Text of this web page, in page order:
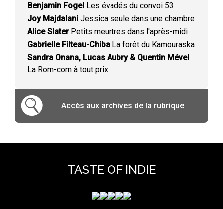
Benjamin Fogel Les évadés du convoi 53
Joy Majdalani Jessica seule dans une chambre
Alice SlaterPetits meurtres dans l'après-midi
Gabrielle Filteau-Chiba La forêt du Kamouraska
Sandra Onana, Lucas Aubry & Quentin Mével
La Rom-com à tout prix
Accès aux archives de la rubrique
TASTE OF INDIE